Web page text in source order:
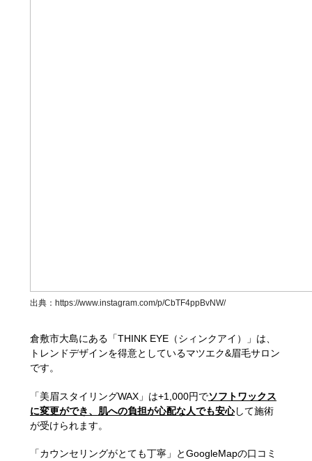
出典： https://www.instagram.com/p/CbTF4ppBvNW/
倉敷市大島にある「THINK EYE（シィンクアイ）」は、
トレンドデザインを得意としているマツエク&眉毛サロン
です。
「美眉スタイリングWAX」は+1,000円でソフトワックス
に変更ができ、肌への負担が心配な人でも安心して施術
が受けられます。
「カウンセリングがとても丁寧」とGoogleMapの口コミ